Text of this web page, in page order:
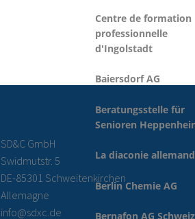
Baiersdorf AG
Senioren Heppenheim
La diaconie allemande
Bernafon AG Schweiz
SD&C GmbH
Swidmutstr. 5
DE-85301 Schweitenkirchen
Allemagne
info@sdxc.de